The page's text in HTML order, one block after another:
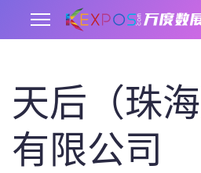
天后（珠
有限公司